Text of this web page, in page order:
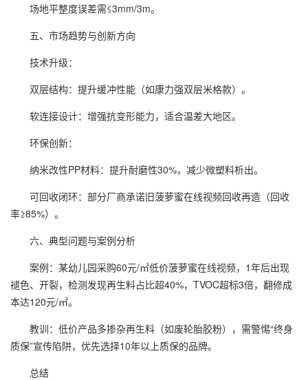
场地平整度误差需≤3mm/3m。
五、市场趋势与创新方向
技术升级：
双层结构：提升缓冲性能（如康力强双层米格款）。
软连接设计：增强抗变形能力，适合温差大地区。
环保创新：
纳米改性PP材料：提升耐磨性30%，减少微塑料析出。
可回收闭环：部分厂商承诺旧菠萝蜜在线视频回收再造（回收
率≥85%）。
六、典型问题与案例分析
案例：某幼儿园采购60元/㎡低价菠萝蜜在线视频，1年后出现
褪色、开裂，检测发现再生料占比超40%，TVOC超标3倍，翻修成
本达120元/㎡。
教训：低价产品多掺杂再生料（如废轮胎胶粉），需警惕“终身
质保”宣传陷阱，优先选择10年以上质保的品牌。
总结